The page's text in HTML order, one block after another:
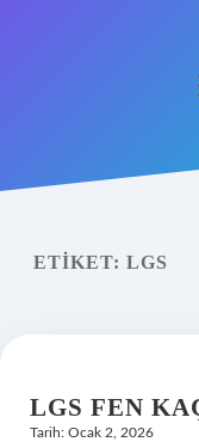
Yasal Uyarı
ETIKET: LGS
LGS FEN
Tarih: Ocak 2, 2026